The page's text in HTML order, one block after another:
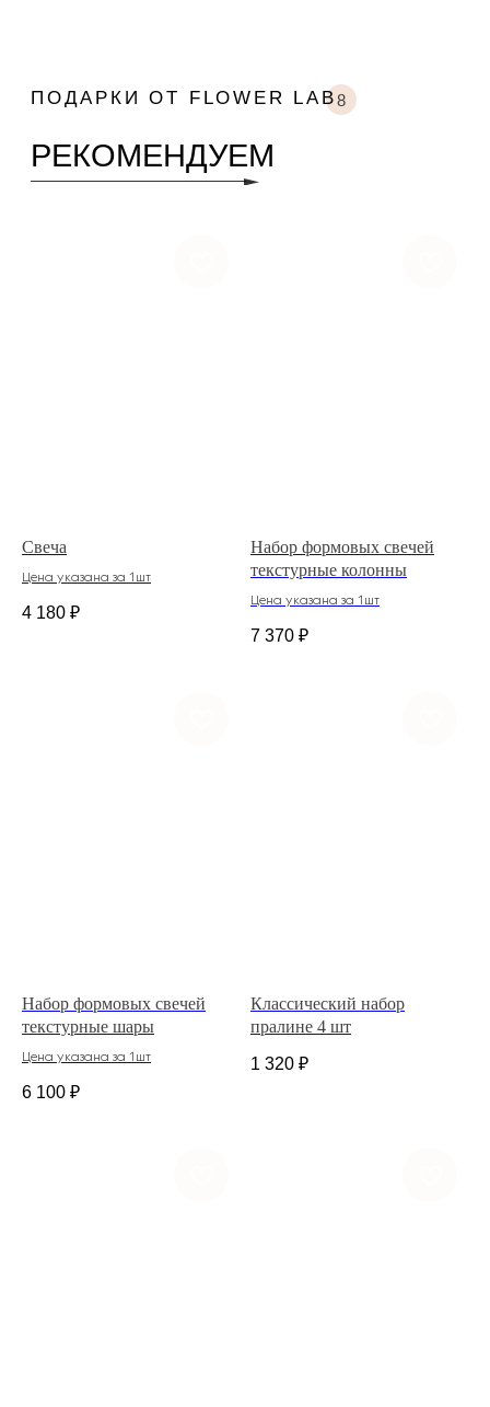
Свеча
Цена указана за 1шт
4 180 ₽
Набор формовых свечей
текстурные колонны
Цена указана за 1шт
7 370 ₽
Набор формовых свечей
текстурные шары
Цена указана за 1шт
6 100 ₽
Классический набор
пралине 4 шт
1 320 ₽